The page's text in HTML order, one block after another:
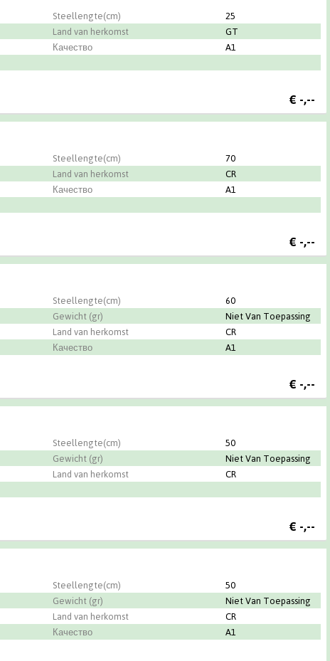
Steellengte(cm)
25
Land van herkomst
GT
Качество
A1
€ -,--
Steellengte(cm)
70
Land van herkomst
CR
Качество
A1
€ -,--
Steellengte(cm)
60
Gewicht (gr)
Niet Van Toepassing
Land van herkomst
CR
Качество
A1
€ -,--
Steellengte(cm)
50
Gewicht (gr)
Niet Van Toepassing
Land van herkomst
CR
€ -,--
Steellengte(cm)
50
Gewicht (gr)
Niet Van Toepassing
Land van herkomst
CR
Качество
A1